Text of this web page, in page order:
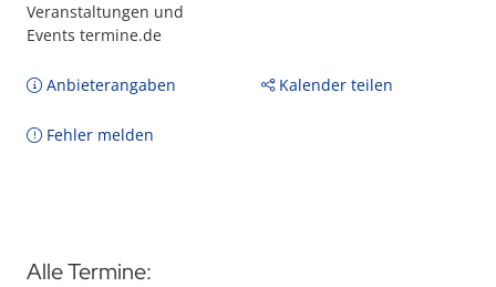
Veranstaltungen und
Events termine.de
Anbieterangaben Kalender teilen
Fehler melden
Alle Termine: